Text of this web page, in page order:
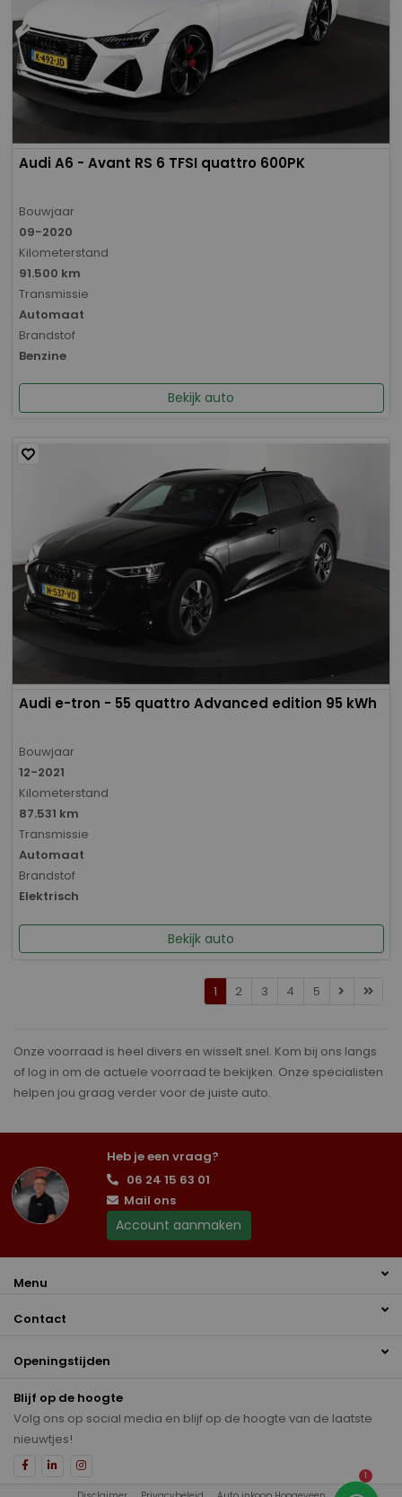
Audi A6 - Avant RS 6 TFSI quattro 600PK
Bouwjaar
09-2020
Kilometerstand
91.500 km
Transmissie
Automaat
Brandstof
Benzine
Bekijk auto
Audi e-tron - 55 quattro Advanced edition 95 kWh
Bouwjaar
12-2021
Kilometerstand
87.531 km
Transmissie
Automaat
Brandstof
Elektrisch
Bekijk auto
1 2 3 4 5
Onze voorraad is heel divers en wisselt snel. Kom bij ons langs
of log in om de actuele voorraad te bekijken. Onze specialisten
helpen jou graag verder voor de juiste auto.
Heb je een vraag?
06 24 15 63 01
Mail ons
Account aanmaken
Menu
Contact
Openingstijden
Blijf op de hoogte
Volg ons op social media en blijf op de hoogte van de laatste
nieuwtjes!
1